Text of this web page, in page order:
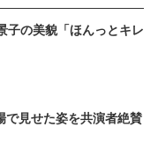
子の美貌「ほんっとキレ
で見せた姿を共演者絶賛